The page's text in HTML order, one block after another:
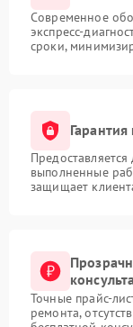
Современное
экспресс-
сроки,
выполненные
защищает
Точные прайс-
ремонта,